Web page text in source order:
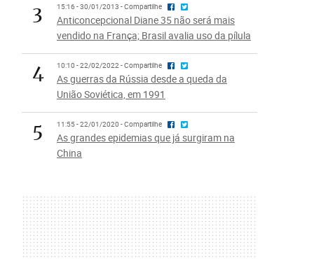
3 15:16 - 30/01/2013 - Compartilhe
Anticoncepcional Diane 35 não será mais
vendido na França; Brasil avalia uso da pílula
4 10:10 - 22/02/2022 - Compartilhe
As guerras da Rússia desde a queda da
União Soviética, em 1991
5 11:55 - 22/01/2020 - Compartilhe
As grandes epidemias que já surgiram na
China